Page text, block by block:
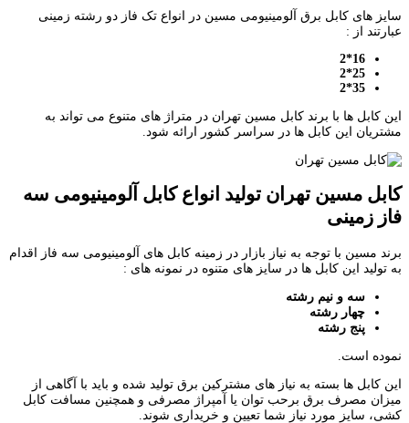
سایز های کابل برق آلومینیومی مسین در انواع تک فاز دو رشته زمینی
عبارتند از :
16*2
25*2
35*2
این کابل ها با برند کابل مسین تهران در متراژ های متنوع می تواند به
مشتریان این کابل ها در سراسر کشور ارائه شود.
کابل مسین تهران تولید انواع کابل آلومینیومی سه
فاز زمینی
برند مسین با توجه به نیاز بازار در زمینه کابل های آلومینیومی سه فاز اقدام
به تولید این کابل ها در سایز های متنوه در نمونه های :
سه و نیم رشته
چهار رشته
پنج رشته
نموده است.
این کابل ها بسته به نیاز های مشترکین برق تولید شده و باید با آگاهی از
میزان مصرف برق برحب توان یا آمپراژ مصرفی و همچنین مسافت کابل
کشی، سایز مورد نیاز شما تعیین و خریداری شوند.